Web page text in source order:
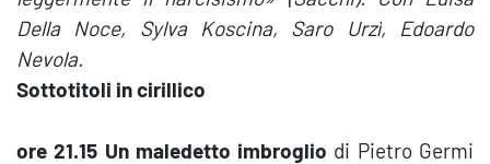
Della Noce, Sylva Koscina, Saro Urzì, Edoardo
Nevola.
Sottotitoli in cirillico
ore 21.15 Un maledetto imbroglio di Pietro Germi